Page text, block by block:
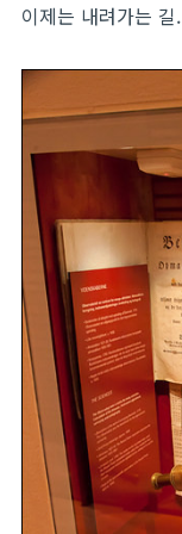
이제는 내려가는 길.